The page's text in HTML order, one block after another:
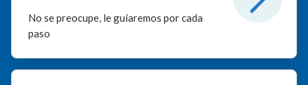
No se preocupe, le guiaremos por cada
paso